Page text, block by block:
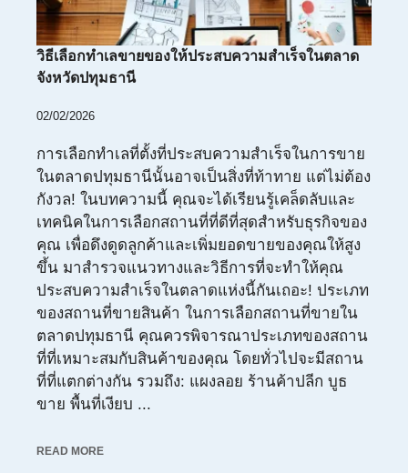
วิธีเลือกทำเลขายของให้ประสบความสำเร็จในตลาด
จังหวัดปทุมธานี
02/02/2026
การเลือกทำเลที่ตั้งที่ประสบความสำเร็จในการขาย
ในตลาดปทุมธานีนั้นอาจเป็นสิ่งที่ท้าทาย แต่ไม่ต้อง
กังวล! ในบทความนี้ คุณจะได้เรียนรู้เคล็ดลับและ
เทคนิคในการเลือกสถานที่ที่ดีที่สุดสำหรับธุรกิจของ
คุณ เพื่อดึงดูดลูกค้าและเพิ่มยอดขายของคุณให้สูง
ขึ้น มาสำรวจแนวทางและวิธีการที่จะทำให้คุณ
ประสบความสำเร็จในตลาดแห่งนี้กันเถอะ! ประเภท
ของสถานที่ขายสินค้า ในการเลือกสถานที่ขายใน
ตลาดปทุมธานี คุณควรพิจารณาประเภทของสถาน
ที่ที่เหมาะสมกับสินค้าของคุณ โดยทั่วไปจะมีสถาน
ที่ที่แตกต่างกัน รวมถึง: แผงลอย ร้านค้าปลีก บูธ
ขาย พื้นที่เงียบ ...
READ MORE